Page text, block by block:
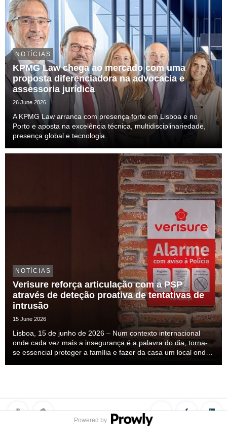
NOTÍCIAS
KPMG Law chega ao mercado com uma
proposta diferenciadora na advocacia e
assessoria jurídica
26 June 2026
A KPMG Law arranca com presença forte em Lisboa e no
Porto e aposta na excelência técnica, multidisciplinariedade,
presença global e tecnologia.
NOTÍCIAS
Verisure reforça articulação com a PSP
através de deteção proativa de tentativas de
intrusão
15 June 2026
Lisboa, 15 de junho de 2026 – Num contexto internacional
onde cada vez mais a insegurança é a palavra do dia, torna-
se essencial proteger a família e fazer da casa um local onde
Powered by